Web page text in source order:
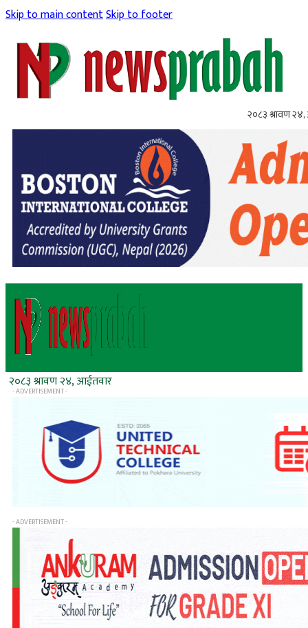
Skip to main contentSkip to footer
२०८३ श्रावण
२०८३ श्रावण २४, आईतवार
- ADVERTISEMENT -
- ADVERTISEMENT -